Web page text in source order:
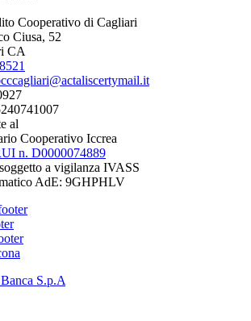
Cooperativo di Cagliari
Ciusa, 52
CA
al
Cooperativo Iccrea
n. D0000074889
a vigilanza IVASS
AdE: 9GHPHLV
S.p.A